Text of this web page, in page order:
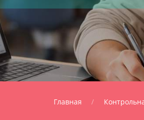
Главная